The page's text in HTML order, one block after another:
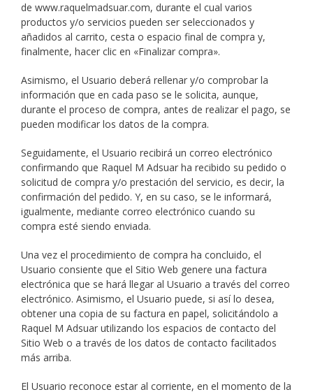
de www.raquelmadsuar.com, durante el cual varios
productos y/o servicios pueden ser seleccionados y
añadidos al carrito, cesta o espacio final de compra y,
finalmente, hacer clic en «Finalizar compra».
Asimismo, el Usuario deberá rellenar y/o comprobar la
información que en cada paso se le solicita, aunque,
durante el proceso de compra, antes de realizar el pago, se
pueden modificar los datos de la compra.
Seguidamente, el Usuario recibirá un correo electrónico
confirmando que Raquel M Adsuar ha recibido su pedido o
solicitud de compra y/o prestación del servicio, es decir, la
confirmación del pedido. Y, en su caso, se le informará,
igualmente, mediante correo electrónico cuando su
compra esté siendo enviada.
Una vez el procedimiento de compra ha concluido, el
Usuario consiente que el Sitio Web genere una factura
electrónica que se hará llegar al Usuario a través del correo
electrónico. Asimismo, el Usuario puede, si así lo desea,
obtener una copia de su factura en papel, solicitándolo a
Raquel M Adsuar utilizando los espacios de contacto del
Sitio Web o a través de los datos de contacto facilitados
más arriba.
El Usuario reconoce estar al corriente, en el momento de la